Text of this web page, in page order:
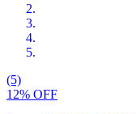
(5)
12% OFF